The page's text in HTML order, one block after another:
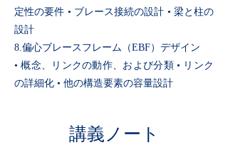
定性の要件 • ブレース接続の設計 • 梁と柱の
設計
8.偏心ブレースフレーム（EBF）デザイン
• 概念、リンクの動作、および分類 • リンク
の詳細化 • 他の構造要素の容量設計
講義ノート